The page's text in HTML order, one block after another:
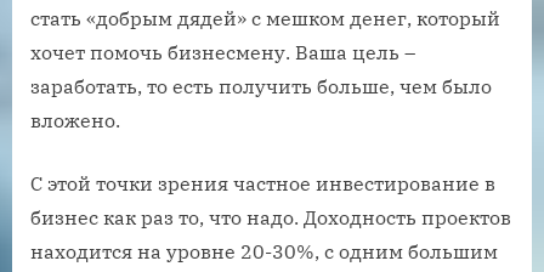
стать «добрым дядей» с мешком денег, который
хочет помочь бизнесмену. Ваша цель –
заработать, то есть получить больше, чем было
вложено.
С этой точки зрения частное инвестирование в
бизнес как раз то, что надо. Доходность проектов
находится на уровне 20-30%, с одним большим